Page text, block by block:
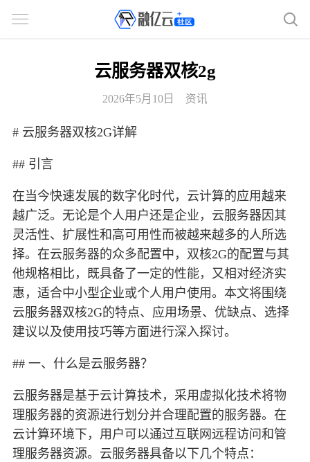
云服务器双核2g
2026年5月10日 资讯
# 云服务器双核2G详解
## 引言
在当今快速发展的数字化时代，云计算的应用越来
越广泛。无论是个人用户还是企业，云服务器因其
灵活性、扩展性和高可用性而被越来越多的人所选
择。在云服务器的众多配置中，双核2G的配置与其
他规格相比，既具备了一定的性能，又相对经济实
惠，适合中小型企业或个人用户使用。本文将围绕
云服务器双核2G的特点、应用场景、优缺点、选择
建议以及使用技巧等方面进行深入探讨。
## 一、什么是云服务器？
云服务器是基于云计算技术，采用虚拟化技术将物
理服务器的资源进行划分并合理配置的服务器。在
云计算环境下，用户可以通过互联网远程访问和管
理服务器资源。云服务器具备以下几个特点：